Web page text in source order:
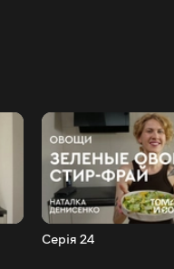
Серія 24